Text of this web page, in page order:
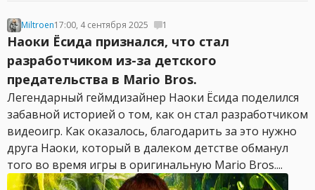
Miltroen17:00, 4 сентября 2025 1
Наоки Ёсида признался, что стал
разработчиком из-за детского
предательства в Mario Bros.
Легендарный геймдизайнер Наоки Ёсида поделился
забавной историей о том, как он стал разработчиком
видеоигр. Как оказалось, благодарить за это нужно
друга Наоки, который в далеком детстве обманул
того во время игры в оригинальную Mario Bros....